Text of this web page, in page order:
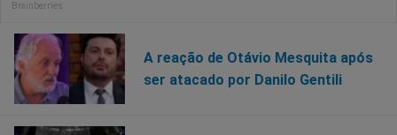
A reação de Otávio Mesquita após
ser atacado por Danilo Gentili